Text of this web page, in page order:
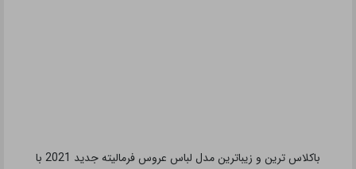
باکلاس ترین و زیباترین مدل لباس عروس فرمالیته جدید 2021 با